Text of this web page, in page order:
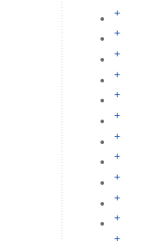
+
+
+
+
+
+
+
+
+
+
+